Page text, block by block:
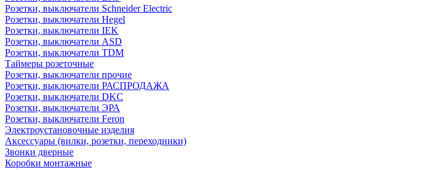
Розетки, выключатели Schneider Electric
Розетки, выключатели Hegel
Розетки, выключатели IEK
Розетки, выключатели ASD
Розетки, выключатели TDM
Таймеры розеточные
Розетки, выключатели прочие
Розетки, выключатели РАСПРОДАЖА
Розетки, выключатели DKC
Розетки, выключатели ЭРА
Розетки, выключатели Feron
Электроустановочные изделия
Аксессуары (вилки, розетки, переходники)
Звонки дверные
Коробки монтажные